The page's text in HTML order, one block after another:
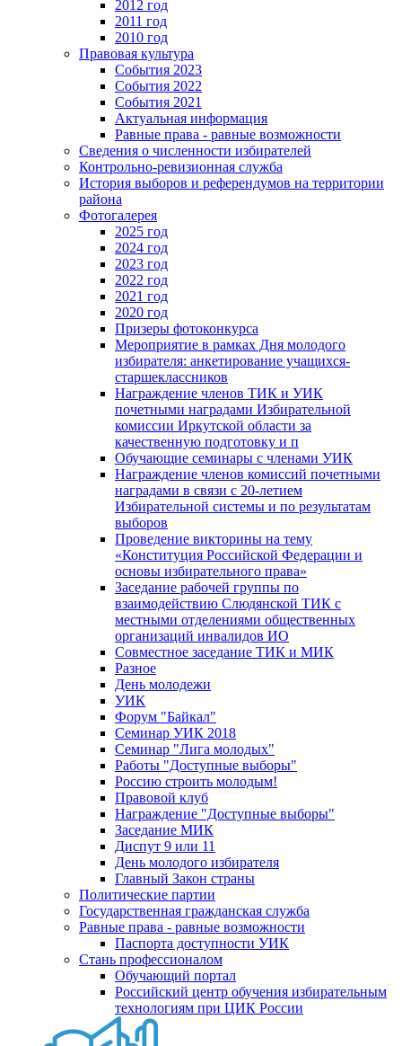
2012 год
2011 год
2010 год
Правовая культура
События 2023
События 2022
События 2021
Актуальная информация
Равные права - равные возможности
Сведения о численности избирателей
Контрольно-ревизионная служба
История выборов и референдумов на территории
района
Фотогалерея
2025 год
2024 год
2023 год
2022 год
2021 год
2020 год
Призеры фотоконкурса
Мероприятие в рамках Дня молодого
избирателя: анкетирование учащихся-
старшеклассников
Награждение членов ТИК и УИК
почетными наградами Избирательной
комиссии Иркутской области за
качественную подготовку и п
Обучающие семинары с членами УИК
Награждение членов комиссий почетными
наградами в связи с 20-летием
Избирательной системы и по результатам
выборов
Проведение викторины на тему
«Конституция Российской Федерации и
основы избирательного права»
Заседание рабочей группы по
взаимодействию Слюдянской ТИК с
местными отделениями общественных
организаций инвалидов ИО
Совместное заседание ТИК и МИК
Разное
День молодежи
УИК
Форум "Байкал"
Семинар УИК 2018
Семинар "Лига молодых"
Работы "Доступные выборы"
Россию строить молодым!
Правовой клуб
Награждение "Доступные выборы"
Заседание МИК
Диспут 9 или 11
День молодого избирателя
Главный Закон страны
Политические партии
Государственная гражданская служба
Равные права - равные возможности
Паспорта доступности УИК
Стань профессионалом
Обучающий портал
Российский центр обучения избирательным
технологиям при ЦИК России